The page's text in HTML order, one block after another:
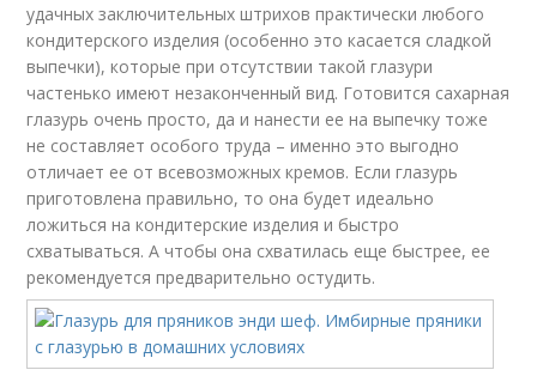
удачных заключительных штрихов практически любого
кондитерского изделия (особенно это касается сладкой
выпечки), которые при отсутствии такой глазури
частенько имеют незаконченный вид. Готовится сахарная
глазурь очень просто, да и нанести ее на выпечку тоже
не составляет особого труда – именно это выгодно
отличает ее от всевозможных кремов. Если глазурь
приготовлена правильно, то она будет идеально
ложиться на кондитерские изделия и быстро
схватываться. А чтобы она схватилась еще быстрее, ее
рекомендуется предварительно остудить.